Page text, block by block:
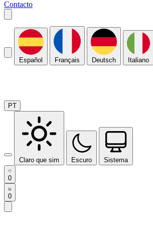
Contacto
Español Français Deutsch Italiano
PT
Claro que sim Escuro Sistema
0
0